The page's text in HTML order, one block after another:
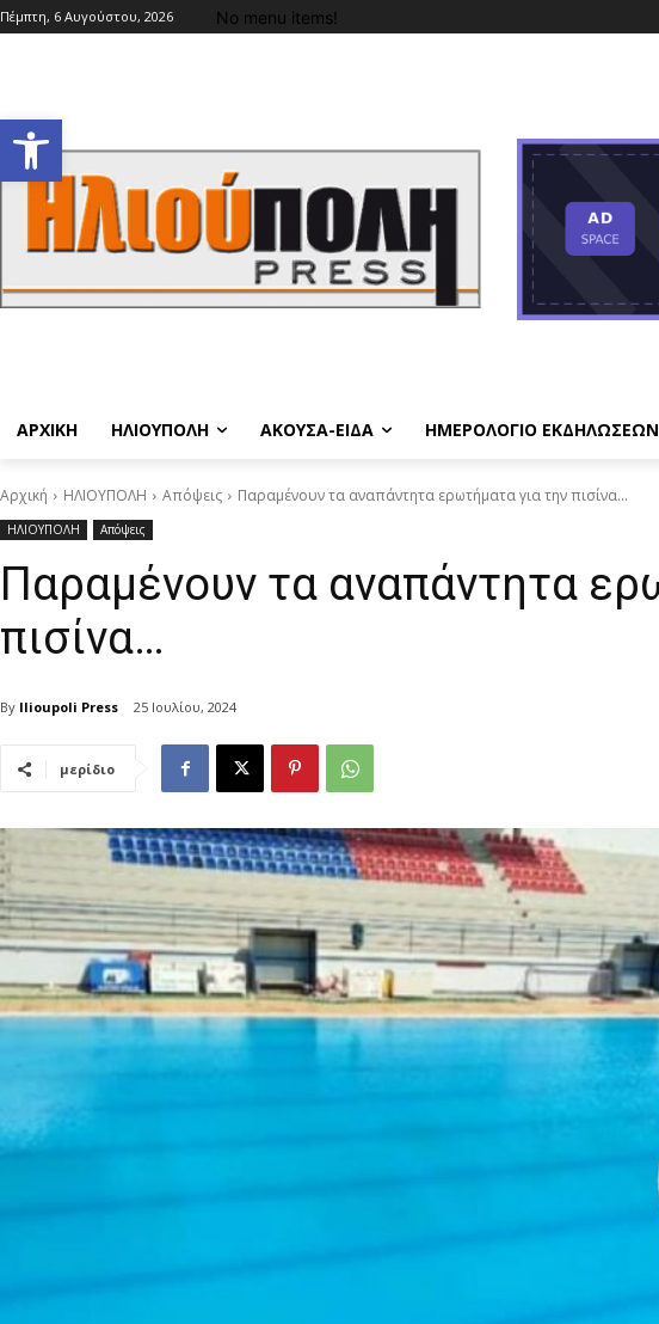
Ανοίξτε τη γραμμή εργαλείων
Πέμπτη, 6 Αυγούστου, 2026 No menu items!
ΑΡΧΙΚΗ ΗΛΙΟΥΠΟΛΗ ΑΚΟΥΣΑ-ΕΙΔΑ ΗΜΕΡΟΛΟΓΙΟ ΕΚΔΗΛΩΣΕΩΝ
Αρχική ΗΛΙΟΥΠΟΛΗ Απόψεις Παραμένουν τα αναπάντητα ερωτήματα για την πισίνα...
ΗΛΙΟΥΠΟΛΗ Απόψεις
Παραμένουν τα αναπάντητα
πισίνα…
By Ilioupoli Press 25 Ιουλίου, 2024
μερίδιο